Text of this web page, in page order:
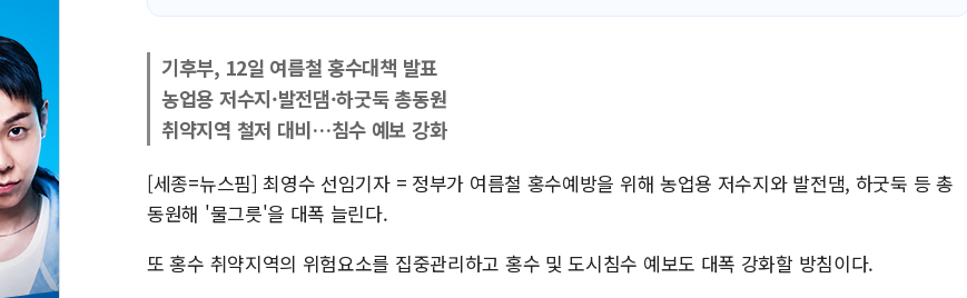
기후부, 12일 여름철 홍수대책 발표
농업용 저수지·발전댐·하굿둑 총동원
취약지역 철저 대비…침수 예보 강화
[세종=뉴스핌] 최영수 선임기자 = 정부가 여름철 홍수예방을 위해 농업용 저수지와 발전댐, 하굿둑 등 총
동원해 '물그릇'을 대폭 늘린다.
또 홍수 취약지역의 위험요소를 집중관리하고 홍수 및 도시침수 예보도 대폭 강화할 방침이다.